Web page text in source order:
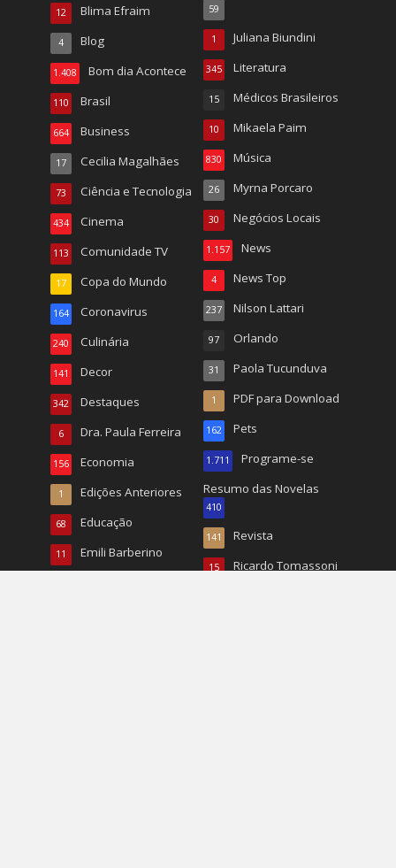
Blima Efraim
12
Blog
4
Bom dia Acontece
1.408
Brasil
110
Business
664
Cecilia Magalhães
17
Ciência e Tecnologia
73
Cinema
434
Comunidade TV
113
Copa do Mundo
17
Coronavirus
164
Culinária
240
Decor
141
Destaques
342
Dra. Paula Ferreira
6
Economia
156
Edições Anteriores
1
Educação
68
Emili Barberino
11
59
Juliana Biundini
1
Literatura
345
Médicos Brasileiros
15
Mikaela Paim
10
Música
830
Myrna Porcaro
26
Negócios Locais
30
News
1.157
News Top
4
Nilson Lattari
237
Orlando
97
Paola Tucunduva
31
PDF para Download
1
Pets
162
Programe-se
1.711
Resumo das Novelas
410
Revista
141
Ricardo Tomassoni
15